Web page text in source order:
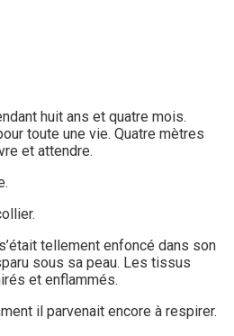
huit ans et quatre mois.
toute une vie. Quatre mètres
et attendre.
tellement enfoncé dans son
sous sa peau. Les tissus
et enflammés.
il parvenait encore à respirer.